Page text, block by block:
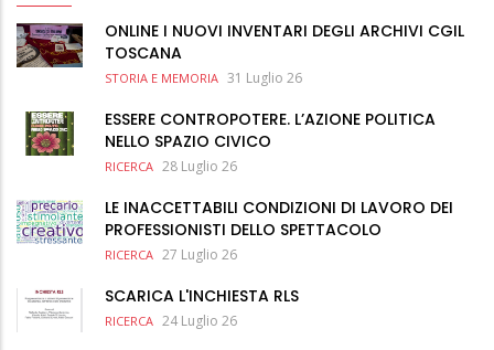
ONLINE I NUOVI INVENTARI DEGLI ARCHIVI CGIL
TOSCANA
STORIA E MEMORIA 31 Luglio 26
ESSERE CONTROPOTERE. L’AZIONE POLITICA
NELLO SPAZIO CIVICO
RICERCA 28 Luglio 26
LE INACCETTABILI CONDIZIONI DI LAVORO DEI
PROFESSIONISTI DELLO SPETTACOLO
RICERCA 27 Luglio 26
SCARICA L'INCHIESTA RLS
RICERCA 24 Luglio 26